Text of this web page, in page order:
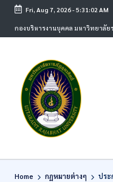
Fri, Aug 7, 2026-5:31:02 AM
กองบริหารงานบุคคล มหาวิทยาลั
Home กฏหมายต่างๆ
ประ